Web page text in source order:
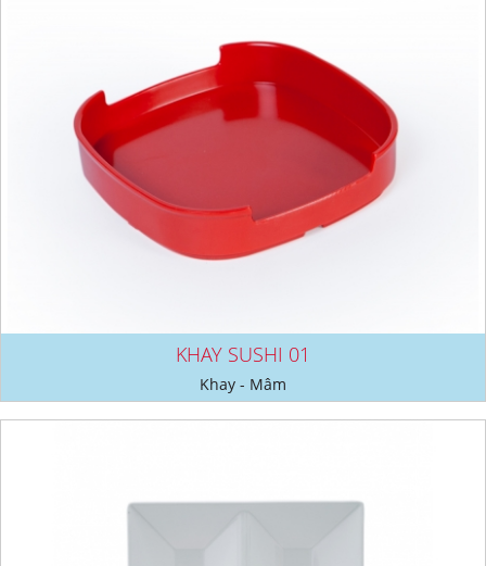
KHAY SUSHI 01
Khay - Mâm